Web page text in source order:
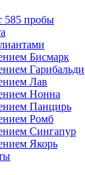
585 пробы
Бисмарк
Гарибальди
Лав
Нонна
Панцирь
Ромб
Сингапур
Якорь